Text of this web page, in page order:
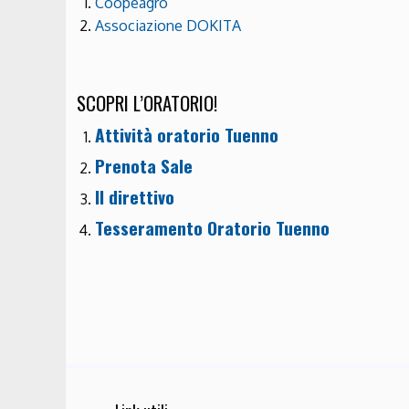
Associazione DOKITA
SCOPRI L’ORATORIO!
Attività oratorio Tuenno
Prenota Sale
Il direttivo
Tesseramento Oratorio Tuenno